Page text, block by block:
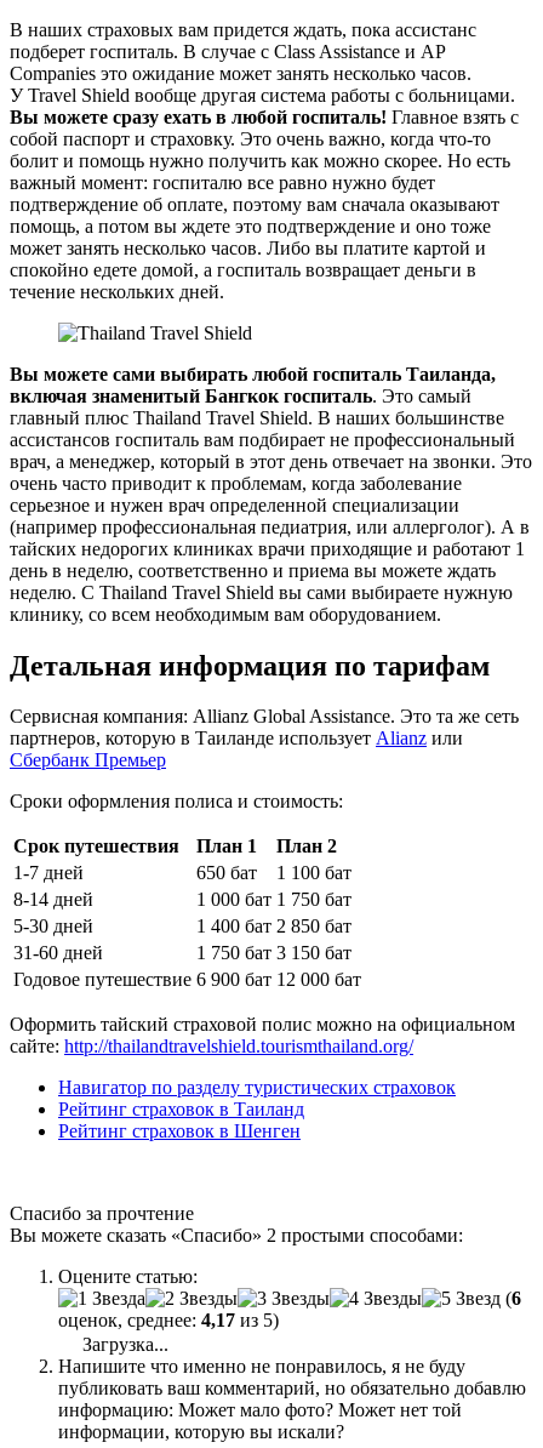
В наших страховых вам придется ждать, пока ассистанс
подберет госпиталь. В случае с Class Assistance и AP
Companies это ожидание может занять несколько часов.
У Travel Shield вообще другая система работы с больницами.
Вы можете сразу ехать в любой госпиталь! Главное взять с
собой паспорт и страховку. Это очень важно, когда что-то
болит и помощь нужно получить как можно скорее. Но есть
важный момент: госпиталю все равно нужно будет
подтверждение об оплате, поэтому вам сначала оказывают
помощь, а потом вы ждете это подтверждение и оно тоже
может занять несколько часов. Либо вы платите картой и
спокойно едете домой, а госпиталь возвращает деньги в
течение нескольких дней.
Вы можете сами выбирать любой госпиталь Таиланда,
включая знаменитый Бангкок госпиталь. Это самый
главный плюс Thailand Travel Shield. В наших большинстве
ассистансов госпиталь вам подбирает не профессиональный
врач, а менеджер, который в этот день отвечает на звонки. Это
очень часто приводит к проблемам, когда заболевание
серьезное и нужен врач определенной специализации
(например профессиональная педиатрия, или аллерголог). А в
тайских недорогих клиниках врачи приходящие и работают 1
день в неделю, соответственно и приема вы можете ждать
неделю. С Thailand Travel Shield вы сами выбираете нужную
клинику, со всем необходимым вам оборудованием.
Детальная информация по тарифам
Сервисная компания: Allianz Global Assistance. Это та же сеть
партнеров, которую в Таиланде использует Alianz или
Сбербанк Премьер
Сроки оформления полиса и стоимость:
Срок путешествия План 1
План 2
1-7 дней
650 бат
1 100 бат
8-14 дней
1 000 бат 1 750 бат
5-30 дней
1 400 бат 2 850 бат
31-60 дней
1 750 бат 3 150 бат
Годовое путешествие 6 900 бат 12 000 бат
Оформить тайский страховой полис можно на официальном
сайте: http://thailandtravelshield.tourismthailand.org/
Навигатор по разделу туристических страховок
Рейтинг страховок в Таиланд
Рейтинг страховок в Шенген
Спасибо за прочтение
Вы можете сказать «Спасибо» 2 простыми способами:
Оцените статью:
(6
оценок, среднее: 4,17 из 5)
Загрузка...
Напишите что именно не понравилось, я не буду
публиковать ваш комментарий, но обязательно добавлю
информацию: Может мало фото? Может нет той
информации, которую вы искали?